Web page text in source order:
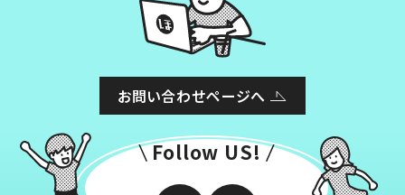
お問い合わせページへ
Follow US!